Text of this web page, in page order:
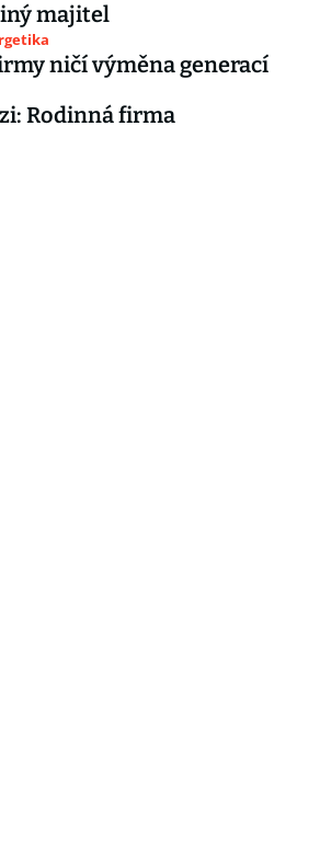
majitel
ničí výměna generací
Rodinná firma